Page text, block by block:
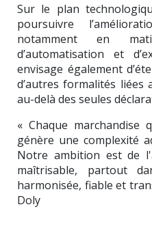
Sur le plan
poursuivre
notamment en
d’automatisation et
envisage également
d’autres formalités liées
au-delà des seules
« Chaque
génère une complexité
Notre ambition est de
maîtrisable, partout
harmonisée, fiable et
Doly